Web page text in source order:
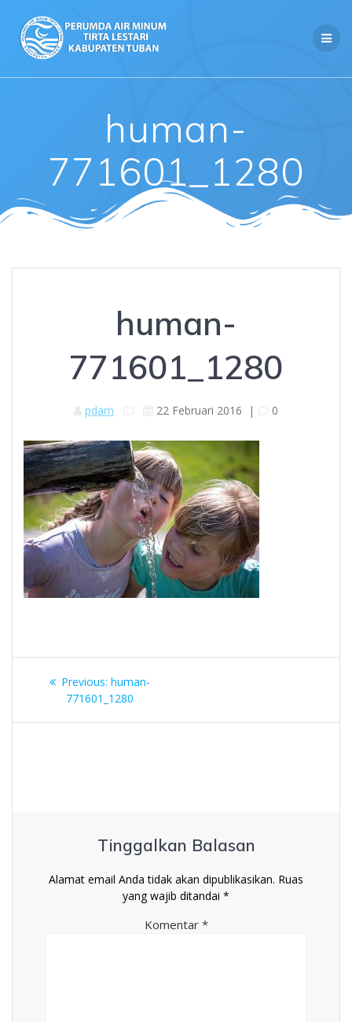
human-
771601_1280
human-
771601_1280
pdam 22 Februari 2016 | 0
Navigasi
Previous: Previous
post:
human-
771601_1280
Tinggalkan Balasan
Alamat email Anda tidak akan dipublikasikan. Ruas
yang wajib ditandai *
Komentar *